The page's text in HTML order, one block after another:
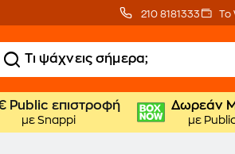
210 8181333 Το
Public επιστροφή
με Snappi
Δωρεάν
με